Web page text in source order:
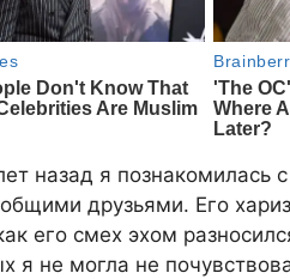
назад я познакомилась
друзьями. Его
его смех эхом
я не могла не